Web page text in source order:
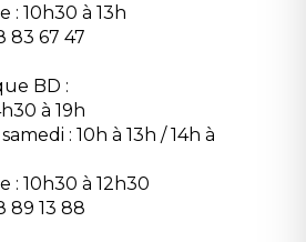
: 10h30 à 13h
83 67 47
BD :
à 19h
: 10h à 13h / 14h à
: 10h30 à 12h30
89 13 88